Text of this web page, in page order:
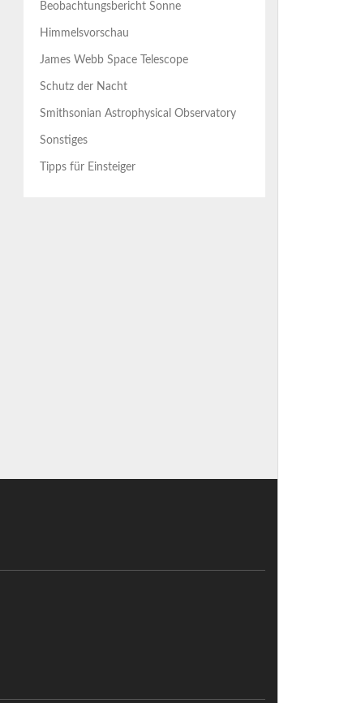
Beobachtungsbericht Sonne
Himmelsvorschau
James Webb Space Telescope
Schutz der Nacht
Smithsonian Astrophysical Observatory
Sonstiges
Tipps für Einsteiger